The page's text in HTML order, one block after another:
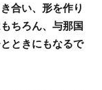
合い、形を作り
ちろん、与那国
ときにもなるで